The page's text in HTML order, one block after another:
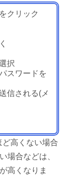
クリック
択
スワードを
信される(メ
高くない場合
場合などは、
高くなりま